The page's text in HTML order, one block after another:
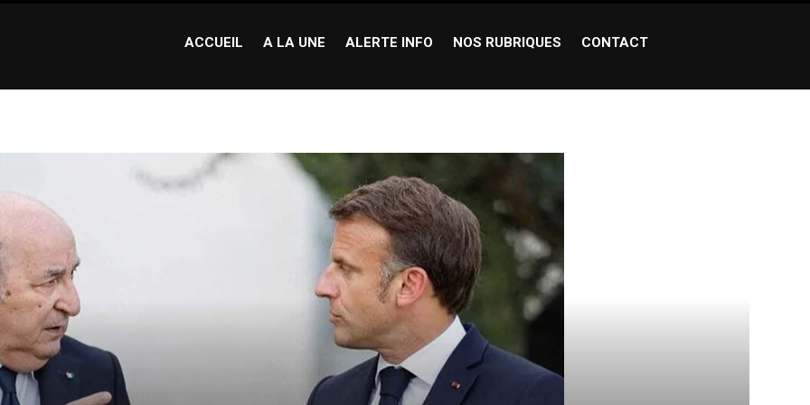
ACCUEIL A LA UNE ALERTE INFO NOS RUBRIQUES CONTACT